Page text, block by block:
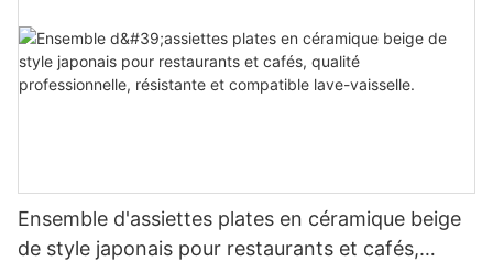
Ensemble d'assiettes plates en céramique beige
de style japonais pour restaurants et cafés,